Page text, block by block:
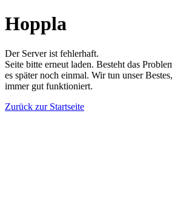
Hoppla
Der Server ist fehlerhaft.
Seite bitte erneut laden. Besteht das
es später noch einmal. Wir tun unser
immer gut funktioniert.
Zurück zur Startseite